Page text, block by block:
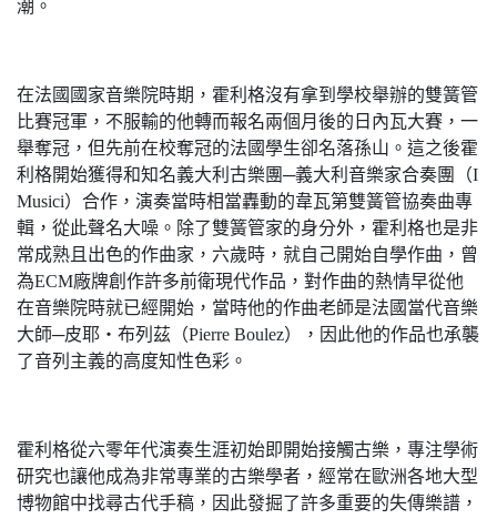
潮。
在法國國家音樂院時期，霍利格沒有拿到學校舉辦的雙簧管
比賽冠軍，不服輸的他轉而報名兩個月後的日內瓦大賽，一
舉奪冠，但先前在校奪冠的法國學生卻名落孫山。這之後霍
利格開始獲得和知名義大利古樂團─義大利音樂家合奏團（I
Musici）合作，演奏當時相當轟動的韋瓦第雙簧管協奏曲專
輯，從此聲名大噪。除了雙簧管家的身分外，霍利格也是非
常成熟且出色的作曲家，六歲時，就自己開始自學作曲，曾
為ECM廠牌創作許多前衛現代作品，對作曲的熱情早從他
在音樂院時就已經開始，當時他的作曲老師是法國當代音樂
大師─皮耶‧布列茲（Pierre Boulez），因此他的作品也承襲
了音列主義的高度知性色彩。
霍利格從六零年代演奏生涯初始即開始接觸古樂，專注學術
研究也讓他成為非常專業的古樂學者，經常在歐洲各地大型
博物館中找尋古代手稿，因此發掘了許多重要的失傳樂譜，